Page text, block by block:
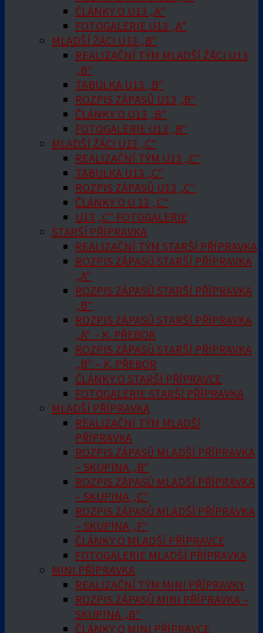
ČLÁNKY O U13 „A“
FOTOGALERIE U13 „A“
MLADŠÍ ŽÁCI U13 „B“
REALIZAČNÍ TÝM MLADŠÍ ŽÁCI U13
„B“
TABULKA U13 „B“
ROZPIS ZÁPASŮ U13 „B“
ČLÁNKY O U13 „B“
FOTOGALERIE U13 „B“
MLADŠÍ ŽÁCI U13 „C“
REALIZAČNÍ TÝM U13 „C“
TABULKA U13 „C“
ROZPIS ZÁPASŮ U13 „C“
ČLÁNKY O U 13 „C“
U13 „C“ FOTOGALERIE
STARŠÍ PŘÍPRAVKA
REALIZAČNÍ TÝM STARŠÍ PŘÍPRAVKA
ROZPIS ZÁPASŮ STARŠÍ PŘÍPRAVKA
„A“
ROZPIS ZÁPASŮ STARŠÍ PŘÍPRAVKA
„B“
ROZPIS ZÁPASŮ STARŠÍ PŘÍPRAVKA
„A“ – K. PŘEBOR
ROZPIS ZÁPASŮ STARŠÍ PŘÍPRAVKA
„B“ – K. PŘEBOR
ČLÁNKY O STARŠÍ PŘÍPRAVCE
FOTOGALERIE STARŠÍ PŘÍPRAVKA
MLADŠÍ PŘÍPRAVKA
REALIZAČNÍ TÝM MLADŠÍ
PŘÍPRAVKA
ROZPIS ZÁPASŮ MLADŠÍ PŘÍPRAVKA
– SKUPINA „B“
ROZPIS ZÁPASŮ MLADŠÍ PŘÍPRAVKA
– SKUPINA „C“
ROZPIS ZÁPASŮ MLADŠÍ PŘÍPRAVKA
– SKUPINA „F“
ČLÁNKY O MLADŠÍ PŘÍPRAVCE
FOTOGALERIE MLADŠÍ PŘÍPRAVKA
MINI PŘÍPRAVKA
REALIZAČNÍ TÝM MINI PŘÍPRAVKY
ROZPIS ZÁPASŮ MINI PŘÍPRAVKA –
SKUPINA „B“
ČLÁNKY O MINI PŘÍPRAVCE